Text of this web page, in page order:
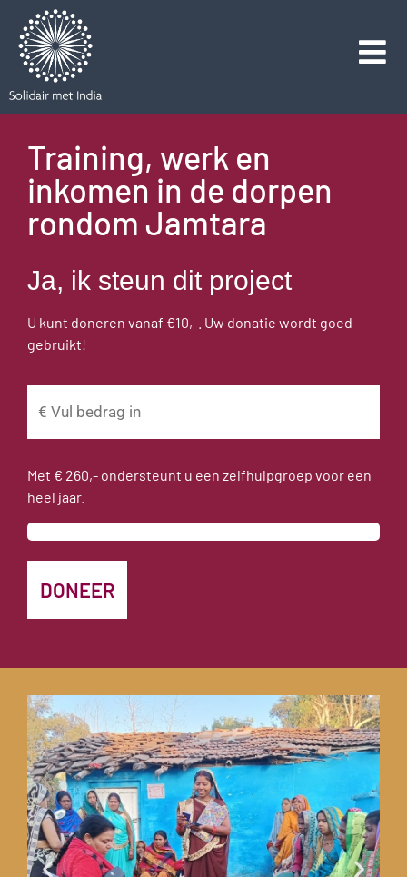
Training, werk en
inkomen in de dorpen
rondom Jamtara
Ja, ik steun dit project
U kunt doneren vanaf €10,-. Uw donatie wordt goed
gebruikt!
Met € 260,- ondersteunt u een zelfhulpgroep voor een
heel jaar.